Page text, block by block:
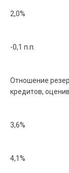
2,0%
-0,1 п.п.
Отношение
кредитов,
3,6%
4,1%